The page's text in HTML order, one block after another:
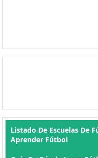
Listado De Escuelas De
Aprender Fútbol